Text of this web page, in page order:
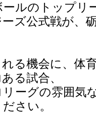
ルのトップリ
ズ公式戦が、
る機会に、体
る試合、
ーグの雰囲気
さい。